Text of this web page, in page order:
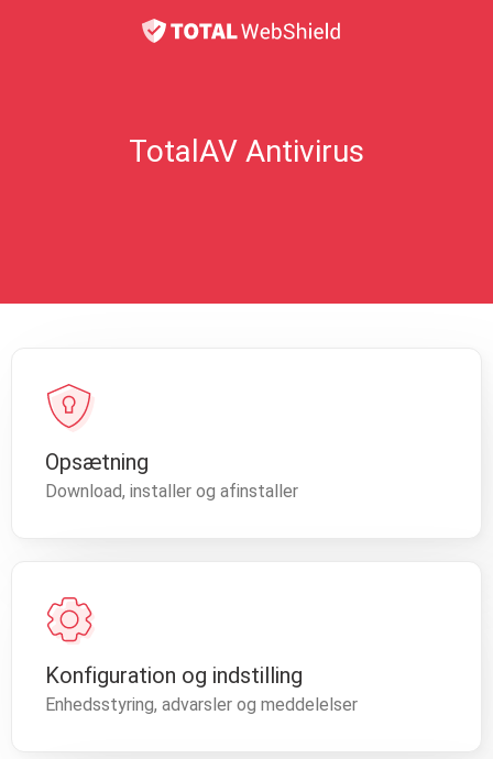
TotalAV Antivirus
Opsætning
Download, installer og afinstaller
Konfiguration og indstilling
Enhedsstyring, advarsler og meddelelser